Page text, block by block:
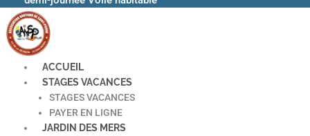
ACCUEIL
STAGES VACANCES
STAGES VACANCES
PAYER EN LIGNE
JARDIN DES MERS